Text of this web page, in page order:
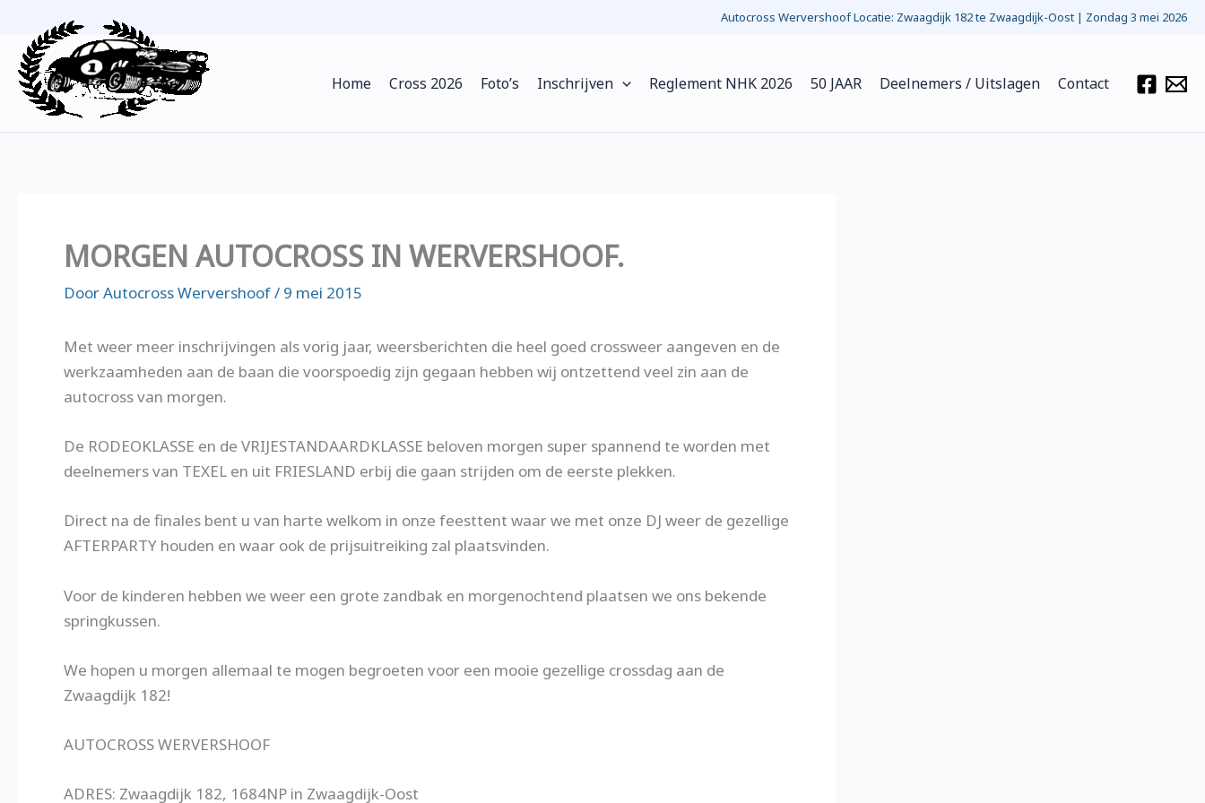
inhoud
Autocross Wervershoof Locatie: Zwaagdijk 182 te Zwaagdijk-Oost | Zondag 3 mei 2026
Home Cross 2026 Foto’s Inschrijven Reglement NHK 2026 50 JAAR Deelnemers / Uitslagen Contact
MORGEN AUTOCROSS IN WERVERSHOOF.
DoorAutocross Wervershoof/ 9 mei 2015
Met weer meer inschrijvingen als vorig jaar, weersberichten die heel goed crossweer aangeven en de
werkzaamheden aan de baan die voorspoedig zijn gegaan hebben wij ontzettend veel zin aan de
autocross van morgen.
De RODEOKLASSE en de VRIJESTANDAARDKLASSE beloven morgen super spannend te worden met
deelnemers van TEXEL en uit FRIESLAND erbij die gaan strijden om de eerste plekken.
Direct na de finales bent u van harte welkom in onze feesttent waar we met onze DJ weer de gezellige
AFTERPARTY houden en waar ook de prijsuitreiking zal plaatsvinden.
Voor de kinderen hebben we weer een grote zandbak en morgenochtend plaatsen we ons bekende
springkussen.
We hopen u morgen allemaal te mogen begroeten voor een mooie gezellige crossdag aan de
Zwaagdijk 182!
AUTOCROSS WERVERSHOOF
ADRES: Zwaagdijk 182, 1684NP in Zwaagdijk-Oost